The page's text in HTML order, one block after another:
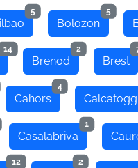
5
Bolozon
5
14
Brenod
2
Brest
Cahors
4
Casalabriva
1
12 2